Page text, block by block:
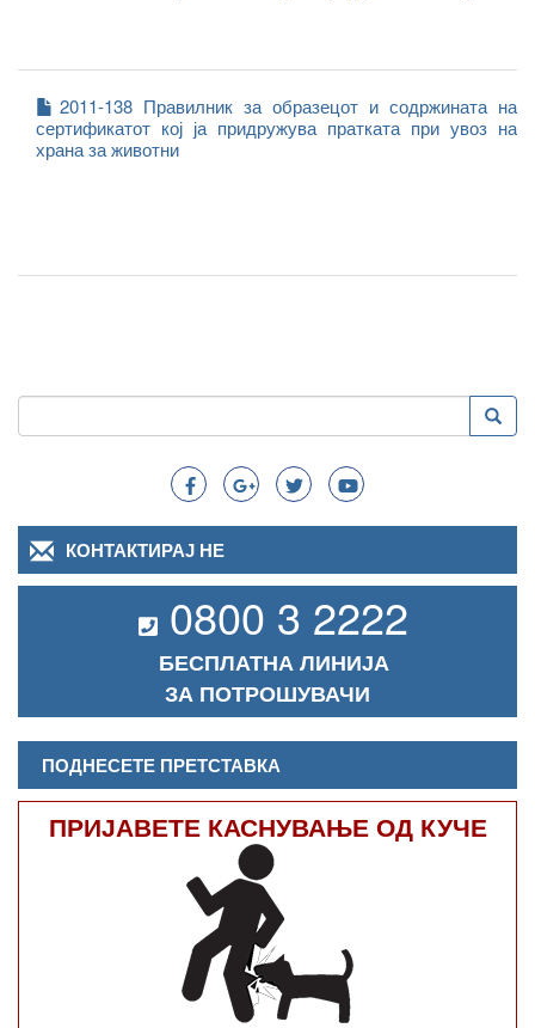
2011-138 Правилник за образецот и содржината на
сертификатот кој ја придружува пратката при увоз на
храна за животни
Search
Пребарување
КОНТАКТИРАЈ НЕ
0800 3 2222
БЕСПЛАТНА ЛИНИЈА
ЗА ПОТРОШУВАЧИ
ПОДНЕСЕТЕ ПРЕТСТАВКА
ПРИЈАВЕТЕ КАСНУВАЊЕ ОД КУЧЕ